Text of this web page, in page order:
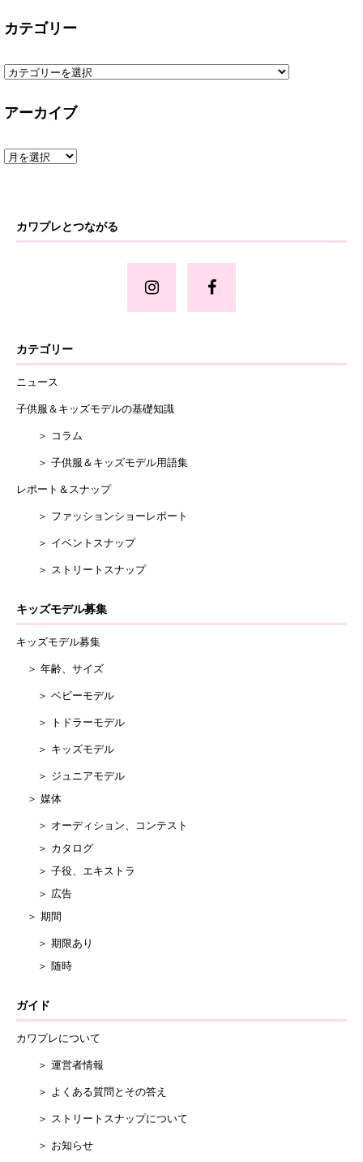
カテゴリー
アーカイブ
カワプレとつながる
カテゴリー
ニュース
子供服＆キッズモデルの基礎知識
＞ コラム
＞ 子供服＆キッズモデル用語集
レポート＆スナップ
＞ ファッションショーレポート
＞ イベントスナップ
＞ ストリートスナップ
キッズモデル募集
キッズモデル募集
＞ 年齢、サイズ
＞ ベビーモデル
＞ トドラーモデル
＞ キッズモデル
＞ ジュニアモデル
＞ 媒体
＞ オーディション、コンテスト
＞ カタログ
＞ 子役、エキストラ
＞ 広告
＞ 期間
＞ 期限あり
＞ 随時
ガイド
カワプレについて
＞ 運営者情報
＞ よくある質問とその答え
＞ ストリートスナップについて
＞ お知らせ